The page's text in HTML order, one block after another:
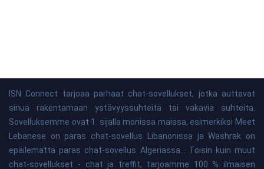
ISN Connect tarjoaa parhaat chat-sovellukset, jotka auttavat
sinua rakentamaan ystävyyssuhteita tai vakavia suhteita.
Sovelluksemme ovat 1. sijalla monissa maissa, esimerkiksi Meet
Lebanese on paras chat-sovellus Libanonissa ja Washrak on
epäilemättä paras chat-sovellus Algeriassa... Toisin kuin muut
chat-sovellukset - chat ja treffit, tarjoamme 100 % ilmaisen